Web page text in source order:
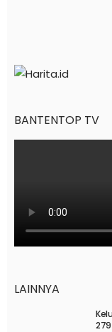
BANTENTOP TV
LAINNYA
279